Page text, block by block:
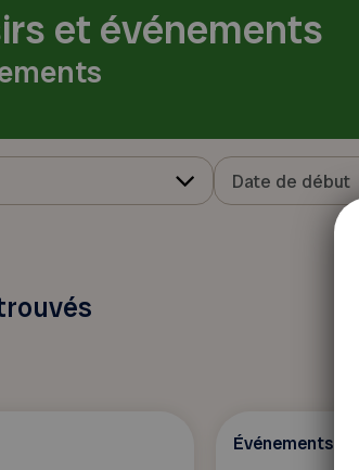
et événements
Événements